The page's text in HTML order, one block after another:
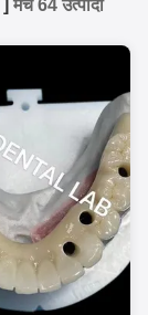
] मैच 64 उत्पादों